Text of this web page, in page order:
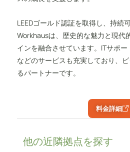
LEEDゴールド認証を取得し、持続
Workhausは、歴史的な魅力と現代
インを融合させています。ITサポ
などのサービスも充実しており、
るパートナーです。
料金詳細
他の近隣拠点を探す